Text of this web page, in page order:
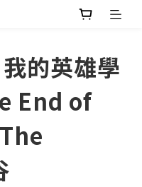
我的英雄學
End of